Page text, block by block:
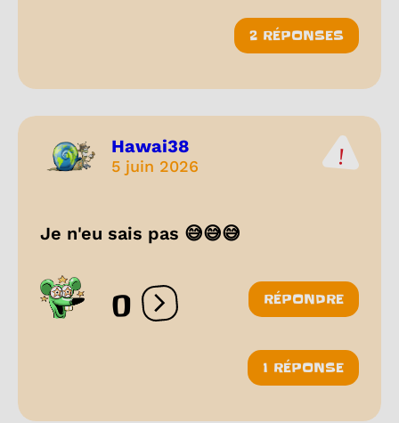
2 RÉPONSES
Hawai38
5 juin 2026
Je n'eu sais pas 😅😅😅
0 Ouvrir les réactions
RÉPONDRE
1 RÉPONSE